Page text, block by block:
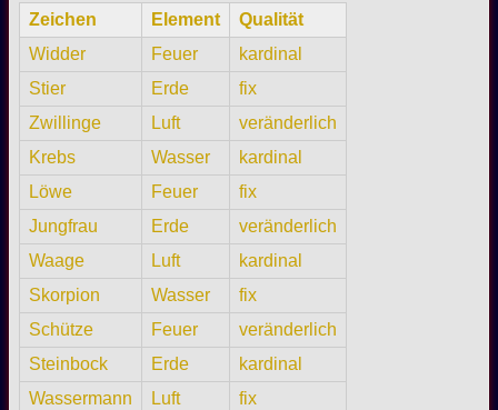
Zeichen Element
Qualität
Widder
Feuer
kardinal
Stier
Erde
fix
Zwillinge
Luft
veränderlich
Krebs
Wasser
kardinal
Löwe
Feuer
fix
Jungfrau
Erde
veränderlich
Waage
Luft
kardinal
Skorpion
Wasser
fix
Schütze
Feuer
veränderlich
Steinbock
Erde
kardinal
Wassermann
Luft
fix